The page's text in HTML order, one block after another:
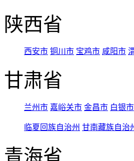
陕西省
西安市 铜川市 宝鸡市 咸阳市
甘肃省
兰州市 嘉峪关市 金昌市 白银市
临夏回族自治州 甘南藏族自治
青海省